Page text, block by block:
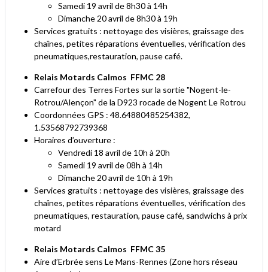
Samedi 19 avril de 8h30 à 14h
Dimanche 20 avril de 8h30 à 19h
Services gratuits : nettoyage des visières, graissage des
chaînes, petites réparations éventuelles, vérification des
pneumatiques,restauration, pause café.
Relais Motards Calmos FFMC 28
Carrefour des Terres Fortes sur la sortie "Nogent-le-
Rotrou/Alençon" de la D923 rocade de Nogent Le Rotrou
Coordonnées GPS : 48.64880485254382,
1.53568792739368
Horaires d’ouverture :
Vendredi 18 avril de 10h à 20h
Samedi 19 avril de 08h à 14h
Dimanche 20 avril de 10h à 19h
Services gratuits : nettoyage des visières, graissage des
chaînes, petites réparations éventuelles, vérification des
pneumatiques, restauration, pause café, sandwichs à prix
motard
Relais Motards Calmos FFMC 35
Aire d’Erbrée sens Le Mans-Rennes (Zone hors réseau